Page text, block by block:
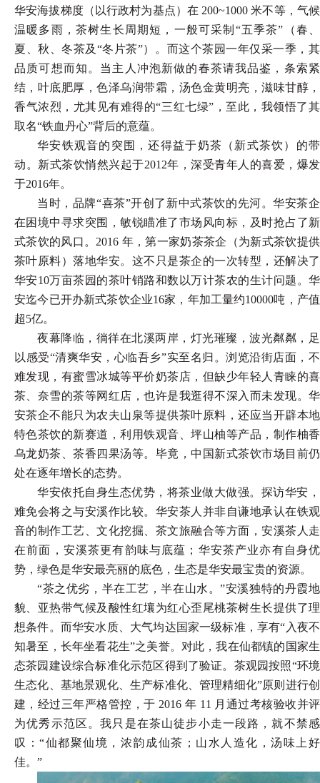
华安海拔梯度（以行政村为基点）在 200~1000 米不等，气候
温暖多雨，茶树生长周期短，一般可采制“五季茶”（春、
夏、秋、冬茶及“冬片茶”）。而这个茶园一年仅采一季，其
品质可想而知。当主人冲泡新做的春茶请我品鉴，条索紧
结，叶底肥厚，色泽乌润带霜，汤色金黄明亮，滋味甘醇，
香气浓烈，尤其见有难得的“三红七绿”，至此，我领悟了其
取名“铁血丹心”背后的意蕴。
华安铁观音的突围，还得益于奶茶（新式茶饮）的带
动。新式茶饮悄然兴起于2012年，深受青年人的喜爱，爆发
于2016年。
当时，品牌“喜茶”开创了新中式茶饮的先河。华安茶企
在困境中寻求突围，敏锐瞄准了市场风向标，及时抢占了新
式茶饮的风口。2016 年，第一家奶茶茶企（为新式茶饮提供
茶叶原料）落地华安。这不只是茶企的一次转型，还解决了
华安10万亩茶园的茶叶销路和数以万计茶农的生计问题。华
安迄今已开办新式茶饮企业16家，年加工量约10000吨，产值
超5亿。
夜幕降临，徜徉在北溪两岸，灯光璀璨，波光粼粼，足
以感受“清爽华安，心临吾乡”实至名归。浏览沿街店面，不
难发现，有蜜雪冰城等平价奶茶店，但缺少年轻人青睐的喜
茶、奈雪的茶等网红店，也许是我逛得不深入而未发现。华
安茶企不能只为农夫山泉等提供茶叶原料，还应当开辟本地
特色茶饮的新赛道，利用铁观音、坪山柚等产品，制作柚香
乌龙奶茶、茶香四果汤等。毕竟，中国新式茶饮市场目前仍
处在逐年增长的态势。
华安依托自身生态优势，将茶业做大做强。探访华安，
难免会将之与安溪作比较。华安茶人并非自谦地承认在铁观
音的制作工艺、文化挖掘、茶文旅融合等方面，安溪茶人走
在前面，安溪茶更有韵味与底蕴；华安茶产业亦有自身优
势，绿色是华安最亮丽的底色，生态是华安最宝贵的资源。
“茶之优劣，半在工艺，半在山水。”安溪独特的丹霞地
貌、亚热带气候及酸性红壤为红心歪尾桃茶树生长提供了理
想条件。而华安水质、大气均达国家一级标准，享有“入夜不
知暑至，长年坐看花生”之美誉。对此，我在仙都镇的国家生
态茶园建设综合标准化示范区得到了验证。茶观园按照“环境
生态化、基地景观化、生产标准化、管理精细化”原则进行创
建，经过三年严格管控，于 2016 年 11 月通过考核验收并评
为优秀示范区。我只是在茶山徒步小走一段路，就不禁感
叹：“仙都聚仙境，浓韵成仙茶；山水人造化，汤味上好
佳。”